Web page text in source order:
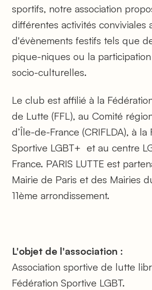
sportifs, notre association
différentes activités conviviales
d'évènements festifs tels que
pique-niques ou la
socio-culturelles.
Le club est affilié à la
de Lutte (FFL), au Comité
d’Île-de-France (CRIFLDA), à la
Sportive LGBT+ et au centre
France. PARIS LUTTE est
Mairie de Paris et des Mairies
11ème arrondissement.
L'objet de l'association :
Association sportive de lutte
Fédération Sportive LGBT.